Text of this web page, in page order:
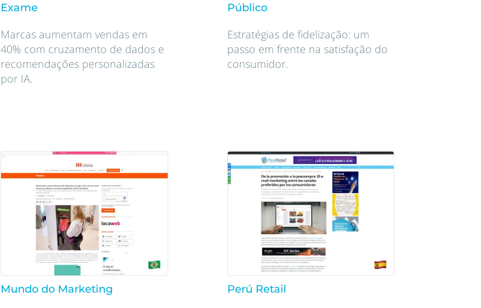
Exame
Marcas aumentam vendas em
40% com cruzamento de dados e
recomendações personalizadas
por IA.
Público
Estratégias de fidelização: um
passo em frente na satisfação do
consumidor.
Mundo do Marketing Perú Retail